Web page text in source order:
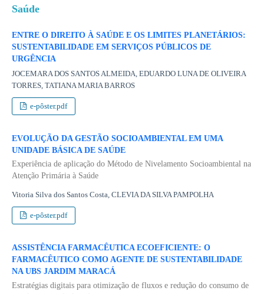
Saúde
ENTRE O DIREITO À SAÚDE E OS LIMITES PLANETÁRIOS:
SUSTENTABILIDADE EM SERVIÇOS PÚBLICOS DE
URGÊNCIA
JOCEMARA DOS SANTOS ALMEIDA, EDUARDO LUNA DE OLIVEIRA
TORRES, TATIANA MARIA BARROS
e-pôster.pdf
EVOLUÇÃO DA GESTÃO SOCIOAMBIENTAL EM UMA
UNIDADE BÁSICA DE SAÚDE
Experiência de aplicação do Método de Nivelamento Socioambiental na
Atenção Primária à Saúde
Vitoria Silva dos Santos Costa, CLEVIA DA SILVA PAMPOLHA
e-pôster.pdf
ASSISTÊNCIA FARMACÊUTICA ECOEFICIENTE: O
FARMACÊUTICO COMO AGENTE DE SUSTENTABILIDADE
NA UBS JARDIM MARACÁ
Estratégias digitais para otimização de fluxos e redução do consumo de